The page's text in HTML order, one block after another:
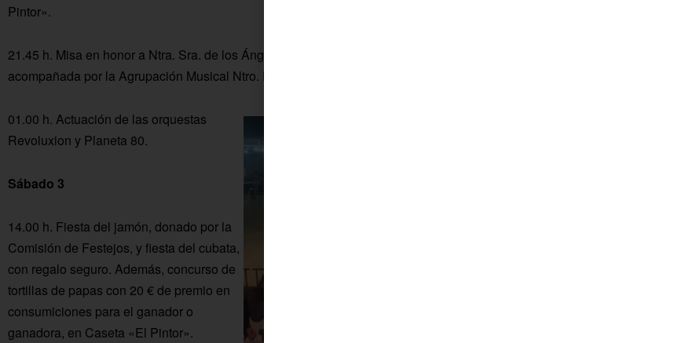
Pintor».
21.45 h. Misa en honor a Ntra. Sra. de los Ángeles. A continuación, procesión por las calles de Villalón
acompañada por la Agrupación Musical Ntro. Padre Jesús de la Veracruz, de Palma del Río.
01.00 h. Actuación de las orquestas
Revoluxion y Planeta 80.
Sábado 3
14.00 h. Fiesta del jamón, donado por la
Comisión de Festejos, y fiesta del cubata,
con regalo seguro. Además, concurso de
tortillas de papas con 20 € de premio en
consumiciones para el ganador o
ganadora, en Caseta «El Pintor».